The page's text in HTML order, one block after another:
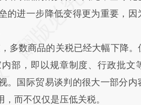
的进一步降低变得更为重要，因
多数商品的关税已经大幅下降。
部，即以规章制度、行政批文
。国际贸易谈判的很大一部分内
而不仅仅是压低关税。